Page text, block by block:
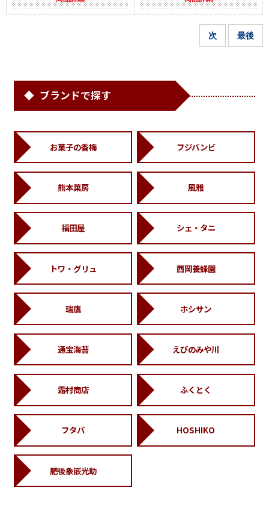
次 最後
ブランドで探す
お菓子の香梅 フジバンビ
熊本菓房 風雅
福田屋 シェ・タニ
トワ・グリュ 西岡養蜂園
瑞鷹 ホシサン
通宝海苔 えびのみや川
霜村商店 ふくとく
フタバ HOSHIKO
肥後象嵌光助